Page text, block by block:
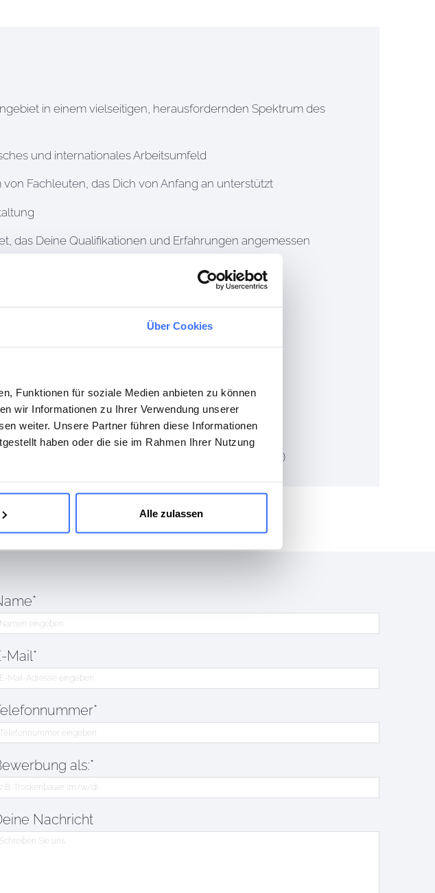
Über Cookies
Funktionen für soziale Medien anbieten zu können
wir Informationen zu Ihrer Verwendung unserer
weiter. Unsere Partner führen diese Informationen
haben oder die sie im Rahmen Ihrer Nutzung
Alle zulassen
in einem vielseitigen, herausfordernden Spektrum des
und internationales Arbeitsumfeld
von Fachleuten, das Dich von Anfang an unterstützt
das Deine Qualifikationen und Erfahrungen angemessen
für eine Vollzeitstelle (40 Std./Woche)
Arbeitskleidung und Werkzeug (rollenspezifisch)
Mail*
als:*
Nachricht